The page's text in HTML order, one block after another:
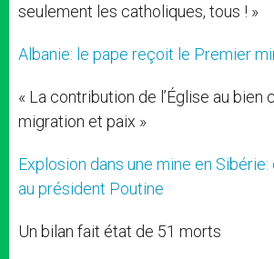
seulement les catholiques, tous ! »
Albanie: le pape reçoit le Premier
« La contribution de l’Église au bien
migration et paix »
Explosion dans une mine en
au président Poutine
Un bilan fait état de 51 morts